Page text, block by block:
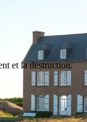
et la destruction.